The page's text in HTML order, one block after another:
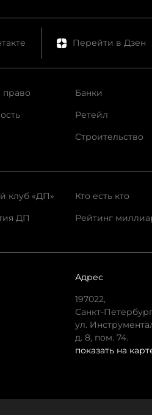
Перейти в Дзен
Банки
Ретейл
Строительство
клуб «ДП»
ДП
Кто есть кто
Рейтинг
Адрес
197022,
Санкт-
ул.
д. 8, пом. 74.
показать на